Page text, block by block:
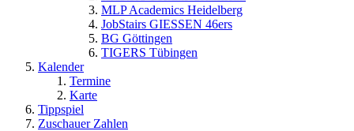
MLP Academics Heidelberg
JobStairs GIESSEN 46ers
BG Göttingen
TIGERS Tübingen
Kalender
Termine
Karte
Tippspiel
Zuschauer Zahlen